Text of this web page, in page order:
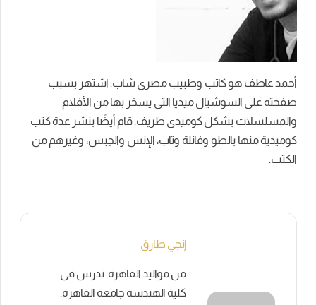
أحمد عاطف هو كاتب وطبيب مصرى شاب. اشتهر بسبب
صفحته على السوشيال ميديا التى يسخر بها من الأفلام
والمسلسلات بشكل كوميدى طريف. قام أيضًا بنشر عدة كتب
كوميدية منها بالطو وفانلة وتاب، الإنس والجبس، وغيرهم من
الكتب.
إنجي طارق
من مواليد القاهرة. تدرس فى
كلية الهندسة جامعة القاهرة.